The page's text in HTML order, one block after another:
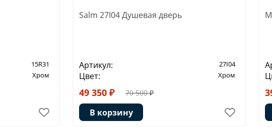
15R31
Хром
Salm 27I04 Душевая дверь
Артикул: 27I04
Цвет: Хром
49 350 ₽ 70 500 ₽
В корзину